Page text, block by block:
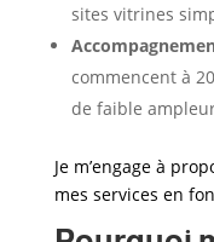
sites vitrines
commencent à
de faible
Je m’engage à
mes services en